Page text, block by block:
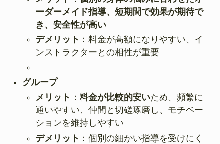
ーダーメイド指導、短期間で効果が期待で
き、安全性が高い
デメリット ：料金が高額になりやすい、イ
ンストラクターとの相性が重要
グループ
メリット ： 料金が比較的安いため、頻繁に
通いやすい、仲間と切磋琢磨し、モチベー
ションを維持しやすい
デメリット ：個別の細かい指導を受けにく